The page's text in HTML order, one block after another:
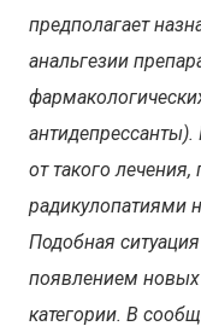
предполагает
анальгезии
от такого
радикулопатиями
Подобная
появлением новых
категории. В